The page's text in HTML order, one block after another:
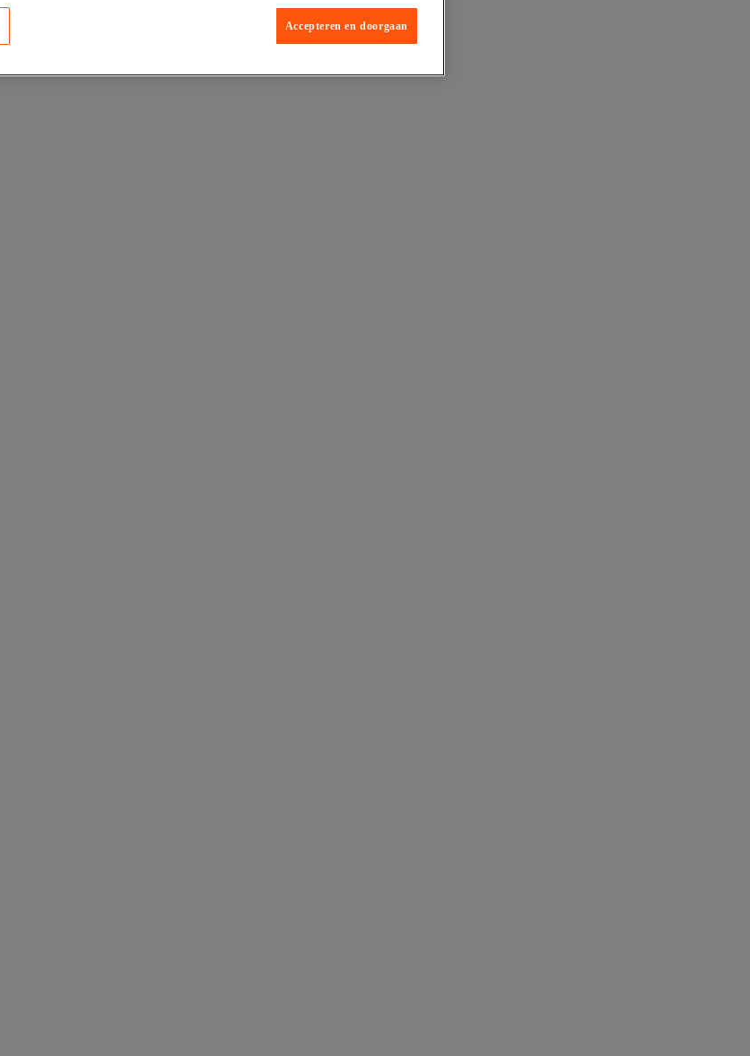
Accepteren en doorgaan